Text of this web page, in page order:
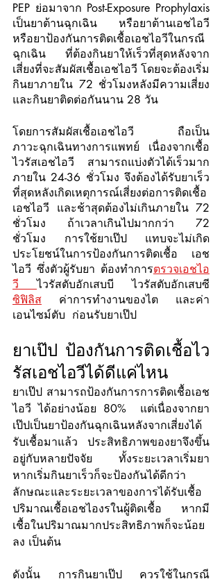
PEP ย่อมาจาก Post-Exposure Prophylaxis
เป็นยาต้านฉุกเฉิน หรือยาต้านเอชไอวี
หรือยาป้องกันการติดเชื้อเอชไอวีในกรณี
ฉุกเฉิน ที่ต้องกินยาให้เร็วที่สุดหลังจาก
เสี่ยงที่จะสัมผัสเชื้อเอชไอวี โดยจะต้องเริ่ม
กินยาภายใน 72 ชั่วโมงหลังมีความเสี่ยง
และกินยาติดต่อกันนาน 28 วัน
โดยการสัมผัสเชื้อเอชไอวี ถือเป็น
ภาวะฉุกเฉินทางการแพทย์ เนื่องจากเชื้อ
ไวรัสเอชไอวี สามารถแบ่งตัวได้เร็วมาก
ภายใน 24-36 ชั่วโมง จึงต้องได้รับยาเร็ว
ที่สุดหลังเกิดเหตุการณ์เสี่ยงต่อการติดเชื้อ
เอชไอวี และช้าสุดต้องไม่เกินภายใน 72
ชั่วโมง ถ้าเวลาเกินไปมากกว่า 72
ชั่วโมง การใช้ยาเป๊ป แทบจะไม่เกิด
ประโยชน์ในการป้องกันการติดเชื้อ เอช
ไอวี ซึ่งตัวผู้รับยา ต้องทำการตรวจเอชไอ
วี
ซิฟิลิส ค่าการทำงานของไต และค่า
เอนไซม์ตับ  ก่อนรับยาเป๊ป
ยาเป๊ป ป้องกันการติดเชื้อไว
รัสเอชไอวีได้ดีแค่ไหน
ยาเป๊ป สามารถป้องกันการการติดเชื้อเอช
ไอวี ได้อย่างน้อย 80%  แต่เนื่องจากยา
เป๊ปเป็นยาป้องกันฉุกเฉินหลังจากเสี่ยงได้
รับเชื้อมาแล้ว ประสิทธิภาพของยาจึงขึ้น
อยู่กับหลายปัจจัย ทั้งระยะเวลาเริ่มยา
หากเริ่มกินยาเร็วก็จะป้องกันได้ดีกว่า
ลักษณะและระยะเวลาของการได้รับเชื้อ
ปริมาณเชื้อเอชไองรในผู้ติดเชื้อ หากมี
เชื้อในปริมาณมากประสิทธิภาพก็จะน้อย
ลง เป็นต้น
ดังนั้น การกินยาเป๊ป ควรใช้ในกรณี